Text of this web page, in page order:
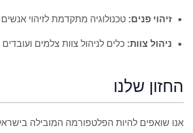
זיהוי פנים: טכנולוגיה מתקדמת לזיהוי
ניהול צוות: כלים לניהול צוות צלמים ועובדים
החזון שלנו
אנו שואפים להיות הפלטפורמה המובילה